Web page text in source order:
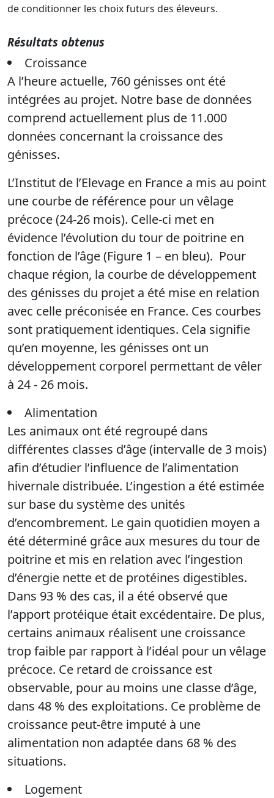
de conditionner les choix futurs des éleveurs.
Résultats obtenus
Croissance
A l’heure actuelle, 760 génisses ont été
intégrées au projet. Notre base de données
comprend actuellement plus de 11.000
données concernant la croissance des
génisses.
L’Institut de l’Elevage en France a mis au point
une courbe de référence pour un vêlage
précoce (24-26 mois). Celle-ci met en
évidence l’évolution du tour de poitrine en
fonction de l’âge (Figure 1 – en bleu). Pour
chaque région, la courbe de développement
des génisses du projet a été mise en relation
avec celle préconisée en France. Ces courbes
sont pratiquement identiques. Cela signifie
qu’en moyenne, les génisses ont un
développement corporel permettant de vêler
à 24 - 26 mois.
Alimentation
Les animaux ont été regroupé dans
différentes classes d’âge (intervalle de 3 mois)
afin d’étudier l’influence de l’alimentation
hivernale distribuée. L’ingestion a été estimée
sur base du système des unités
d’encombrement. Le gain quotidien moyen a
été déterminé grâce aux mesures du tour de
poitrine et mis en relation avec l’ingestion
d’énergie nette et de protéines digestibles.
Dans 93 % des cas, il a été observé que
l’apport protéique était excédentaire. De plus,
certains animaux réalisent une croissance
trop faible par rapport à l’idéal pour un vêlage
précoce. Ce retard de croissance est
observable, pour au moins une classe d’âge,
dans 48 % des exploitations. Ce problème de
croissance peut-être imputé à une
alimentation non adaptée dans 68 % des
situations.
Logement